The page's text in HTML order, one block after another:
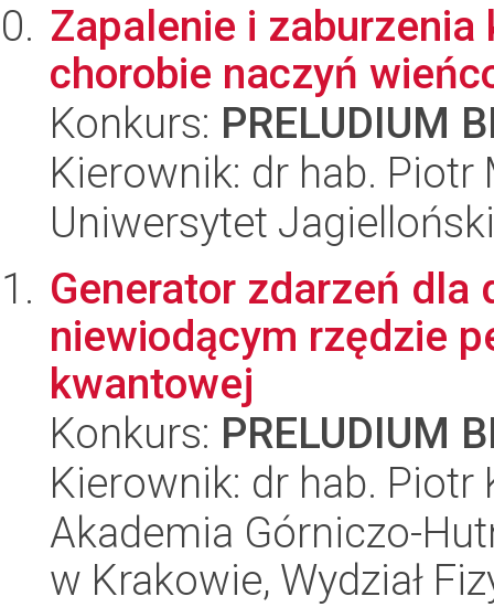
Zapalenie i
chorobie naczyń
Konkurs: PRELUDIUM
Kierownik: dr hab. Piotr
Uniwersytet
Generator zdarzeń dla
niewiodącym rzędzie
kwantowej
Konkurs: PRELUDIUM
Kierownik: dr hab. Piotr
Akademia Górniczo-
w Krakowie, Wydział